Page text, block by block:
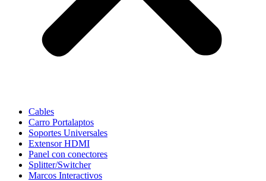
Cables
Carro Portalaptos
Soportes Universales
Extensor HDMI
Panel con conectores
Splitter/Switcher
Marcos Interactivos